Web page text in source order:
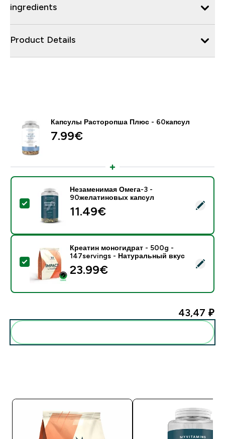
ingredients
Product Details
Капсулы Расторопша Плюс - 60капсул
7.99€‎
- Незаменимая Омега-3 - 90желатиновых капсул
Незаменимая Омега-3 -
90желатиновых капсул
11.49€‎
- Креатин моногидрат - 500g - 147servings -
Креатин моногидрат - 500g -
147servings - Натуральный вкус
23.99€‎
43,47 ₽‎